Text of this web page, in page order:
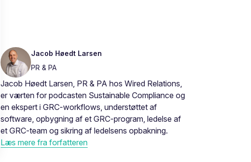
Jacob Høedt Larsen
PR & PA
Jacob Høedt Larsen, PR & PA hos Wired Relations,
er værten for podcasten Sustainable Compliance og
en ekspert i GRC-workflows, understøttet af
software, opbygning af et GRC-program, ledelse af
et GRC-team og sikring af ledelsens opbakning.
Læs mere fra forfatteren